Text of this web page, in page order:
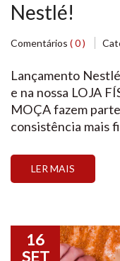
Nestlé!
Comentários ( 0 )
Lançamento
e na nossa LOJA
MOÇA fazem
consistência mais
decorar e cobrir.
uma embalagem
LER MAIS
16
SET